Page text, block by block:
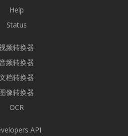
Help
Status
频转换器
频转换器
档转换器
图像转换器
OCR
API